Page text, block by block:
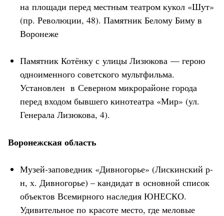
на площади перед местным театром кукол «Шут»
(пр. Революции, 48). Памятник Белому Биму в
Воронеже
Памятник Котёнку с улицы Лизюкова — герою
одноименного советского мультфильма.
Установлен в Северном микрорайоне города
перед входом бывшего кинотеатра «Мир» (ул.
Генерала Лизюкова, 4).
Воронежская область
Музей-заповедник «Дивногорье» (Лискинский р-
н, х. Дивногорье) – кандидат в основной список
объектов Всемирного наследия ЮНЕСКО.
Удивительное по красоте место, где меловые